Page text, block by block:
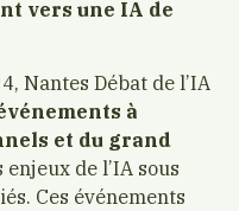
vers une IA de
Nantes Débat de l’IA
à
et du grand
de l’IA sous
Ces événements